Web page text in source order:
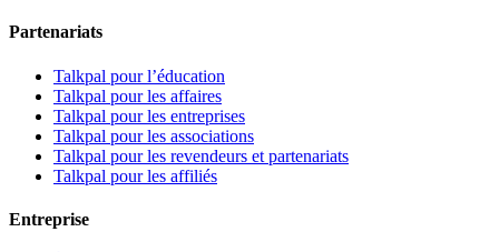
Partenariats
Talkpal pour l’éducation
Talkpal pour les affaires
Talkpal pour les entreprises
Talkpal pour les associations
Talkpal pour les revendeurs et partenariats
Talkpal pour les affiliés
Entreprise